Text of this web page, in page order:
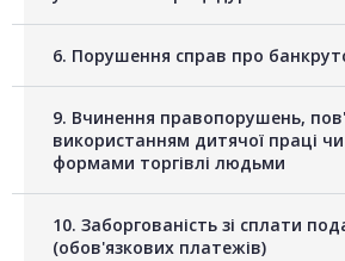
6. Порушення справ про
9. Вчинення правопорушень,
використанням дитячої праці
формами торгівлі людьми
10. Заборгованість зі сплати
(обов'язкових платежів)